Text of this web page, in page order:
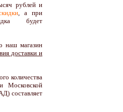
рублей и
, а при
будет
наш магазин
доставки и
количества
Московской
составляет